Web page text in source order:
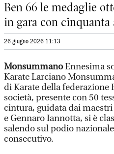
Ben 66 le medaglie
in gara con
26 giugno 2026 11:13
MonsummanoEnnesima
Karate Larciano
di Karate della federazione
società, presente con 50
cintura, guidata dai
e Gennaro Iannotta, si è
salendo sul podio
consecutivo.